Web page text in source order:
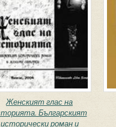
Женският глас на
Българският
исторически роман и